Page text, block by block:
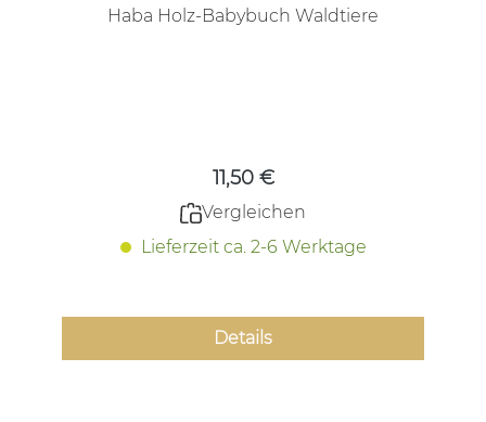
Haba Holz-Babybuch Waldtiere
11,50 €
Vergleichen
Lieferzeit ca. 2-6 Werktage
Details